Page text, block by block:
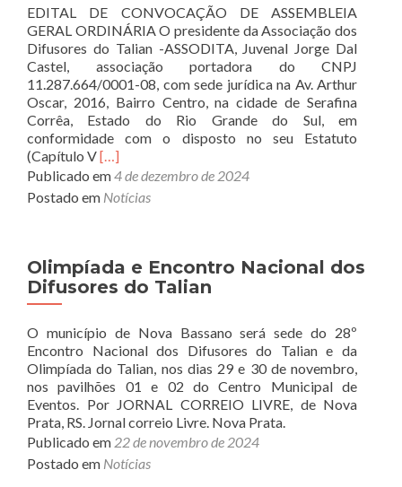
do
EDITAL DE CONVOCAÇÃO DE ASSEMBLEIA
GERAL ORDINÁRIA O presidente da Associação dos
Difusores do Talian -ASSODITA, Juvenal Jorge Dal
Castel, associação portadora do CNPJ
11.287.664/0001-08, com sede jurídica na Av. Arthur
Oscar, 2016, Bairro Centro, na cidade de Serafina
Corrêa, Estado do Rio Grande do Sul, em
conformidade com o disposto no seu Estatuto
(Capítulo VRead
more
about
Edital
da
Assembleia
Geral
da
Assodita
[…]
Publicado em4 de dezembro de 2024
Postado em Notícias
Olimpíada e Encontro Nacional dos
Difusores do Talian
O município de Nova Bassano será sede do 28º
Encontro Nacional dos Difusores do Talian e da
Olimpíada do Talian, nos dias 29 e 30 de novembro,
nos pavilhões 01 e 02 do Centro Municipal de
Eventos. Por JORNAL CORREIO LIVRE, de Nova
Prata, RS. Jornal correio Livre. Nova Prata.
Publicado em 22 de novembro de 2024
Postado em Notícias